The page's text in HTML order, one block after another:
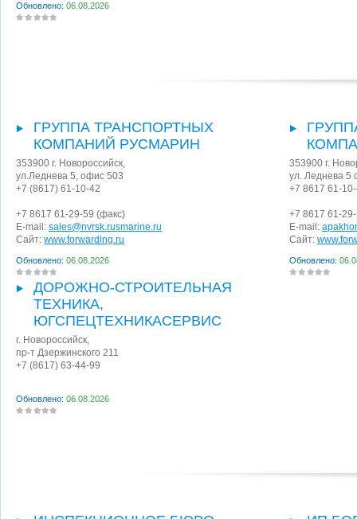
Обновлено: 06.08.2026
ГРУППА ТРАНСПОРТНЫХ
КОМПАНИЙ РУСМАРИН
353900 г. Новороссийск,
ул.Леднева 5, офис 503
+7 (8617) 61-10-42
+7 8617 61-29-59 (факс)
E-mail: sales@nvrsk.rusmarine.ru
Сайт: www.forwarding.ru
Обновлено: 06.08.2026
353900 г.
ул. Леднева 5
+7 8617 61-
+7 8617 61-
E-mail:
Сайт:
Обновлено:
ДОРОЖНО-СТРОИТЕЛЬНАЯ
ТЕХНИКА,
ЮГСПЕЦТЕХНИКАСЕРВИС
г. Новороссийск,
пр-т Дзержинского 211
+7 (8617) 63-44-99
Обновлено: 06.08.2026